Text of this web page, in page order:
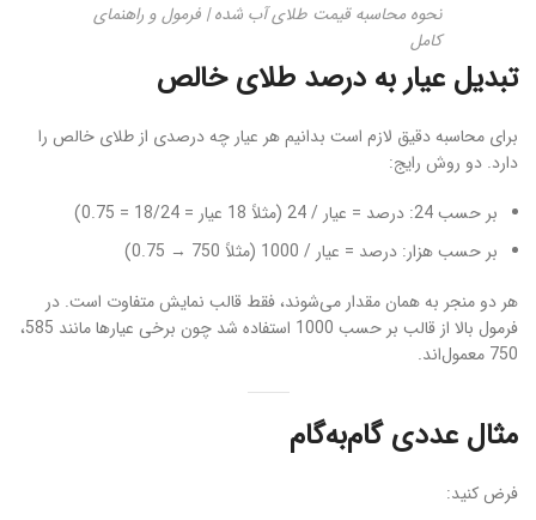
نحوه محاسبه قیمت طلای آب شده | فرمول و راهنمای
کامل
تبدیل عیار به درصد طلای خالص
برای محاسبه دقیق لازم است بدانیم هر عیار چه درصدی از طلای خالص را
دارد. دو روش رایج:
بر حسب 24: درصد = عیار / 24 (مثلاً 18 عیار = 18/24 = 0.75)
بر حسب هزار: درصد = عیار / 1000 (مثلاً 750 → 0.75)
هر دو منجر به همان مقدار می‌شوند، فقط قالب نمایش متفاوت است. در
فرمول بالا از قالب بر حسب 1000 استفاده شد چون برخی عیارها مانند 585،
750 معمول‌اند.
مثال عددی گام‌به‌گام
فرض کنید: